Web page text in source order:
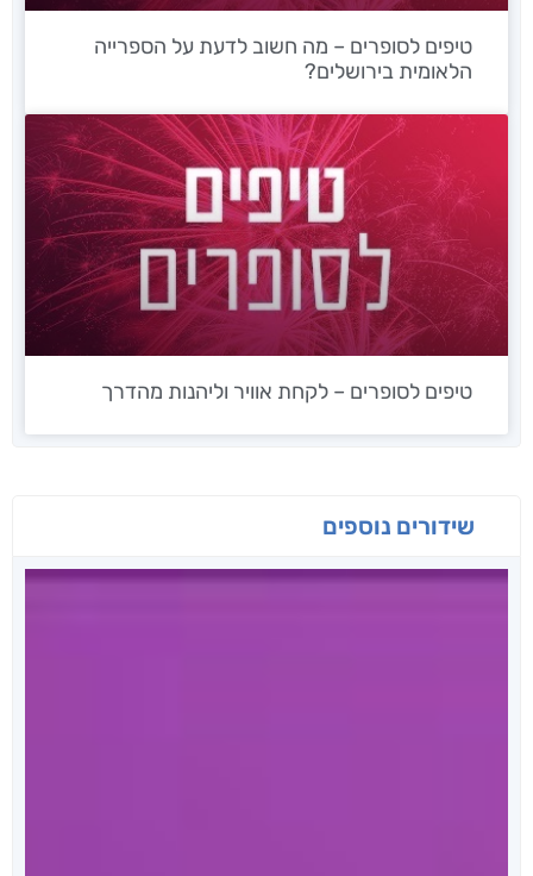
טיפים לסופרים – מה חשוב לדעת על הספרייה
הלאומית בירושלים?
טיפים לסופרים – לקחת אוויר וליהנות מהדרך
שידורים נוספים